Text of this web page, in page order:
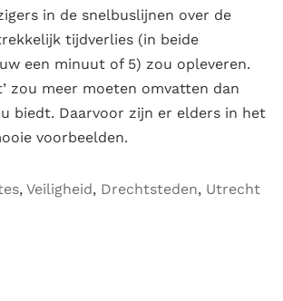
in de snelbuslijnen over de
tijdverlies (in beide
een minuut of 5) zou opleveren.
zou meer moeten omvatten dan
biedt. Daarvoor zijn er elders in het
voorbeelden.
, Veiligheid, Drechtsteden, Utrecht